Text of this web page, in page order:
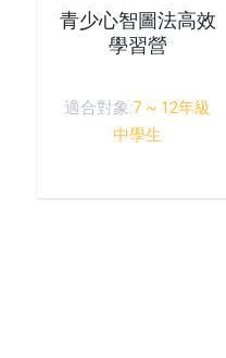
青少心智圖法高效
學習營
適合對象:7 ~ 12年級
中學生